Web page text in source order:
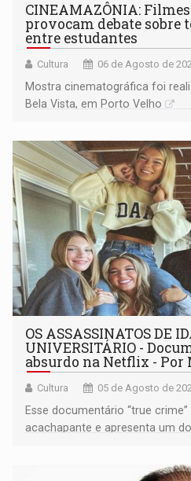
CINEAMAZÔNIA:
provocam debate sobre
entre estudantes
Cultura 06 de Agosto de
Mostra cinematográfica foi
Bela Vista, em Porto Velho
OS ASSASSINATOS DE
UNIVERSITÁRIO -
absurdo na Netflix - Por
Cultura 05 de Agosto de
Esse documentário “true
acachapante e apresenta um
que moravam em uma casa